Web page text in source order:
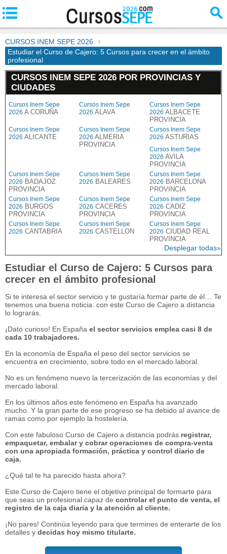
CURSOS INEM SEPE 2026
Estudiar el Curso de Cajero: 5 Cursos para crecer en el ámbito
profesional
CURSOS INEM SEPE 2026 POR PROVINCIAS Y
CIUDADES
Cursos Inem Sepe
2026 A CORUÑA
Cursos Inem Sepe
2026 ALAVA
Cursos Inem Sepe
2026 ALBACETE
PROVINCIA
Cursos Inem Sepe
2026 ALICANTE
Cursos Inem Sepe
2026 ALMERIA
PROVINCIA
Cursos Inem Sepe
2026 ASTURIAS
Cursos Inem Sepe
2026 AVILA
PROVINCIA
Cursos Inem Sepe
2026 BADAJOZ
PROVINCIA
Cursos Inem Sepe
2026 BALEARES
Cursos Inem Sepe
2026 BARCELONA
PROVINCIA
Cursos Inem Sepe
2026 BURGOS
PROVINCIA
Cursos Inem Sepe
2026 CACERES
PROVINCIA
Cursos Inem Sepe
2026 CADIZ
PROVINCIA
Cursos Inem Sepe
2026 CANTABRIA
Cursos Inem Sepe
2026 CASTELLON
Cursos Inem Sepe
2026 CIUDAD REAL
PROVINCIA
Desplegar todas»
Estudiar el Curso de Cajero: 5 Cursos para
crecer en el ámbito profesional
Si te interesa el sector servicio y te gustaría formar parte de él… Te
tenemos una buena noticia: con este Curso de Cajero a distancia
lo lograrás.
¡Dato curioso! En España el sector servicios emplea casi 8 de
cada 10 trabajadores.
En la economía de España el peso del sector servicios se
encuentra en crecimiento, sobre todo en el mercado laboral.
No es un fenómeno nuevo la tercerización de las economías y del
mercado laboral.
En los últimos años este fenómeno en España ha avanzado
mucho. Y la gran parte de ese progreso se ha debido al avance de
ramas como por ejemplo la hostelería.
Con este fabuloso Curso de Cajero a distancia podrás registrar,
empaquetar, embalar y cobrar operaciones de compra-venta
con una apropiada formación, práctica y control diario de
caja.
¿Qué tal te ha parecido hasta ahora?
Este Curso de Cajero tiene el objetivo principal de formarte para
que seas un profesional capaz de controlar el punto de venta, el
registro de la caja diaria y la atención al cliente.
¡No pares! Continúa leyendo para que termines de enterarte de los
detalles y decidas hoy mismo titularte.